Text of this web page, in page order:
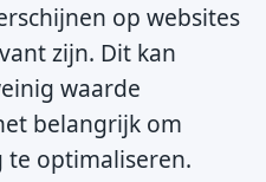
op websites
zijn. Dit kan
waarde
belangrijk om
te optimaliseren.